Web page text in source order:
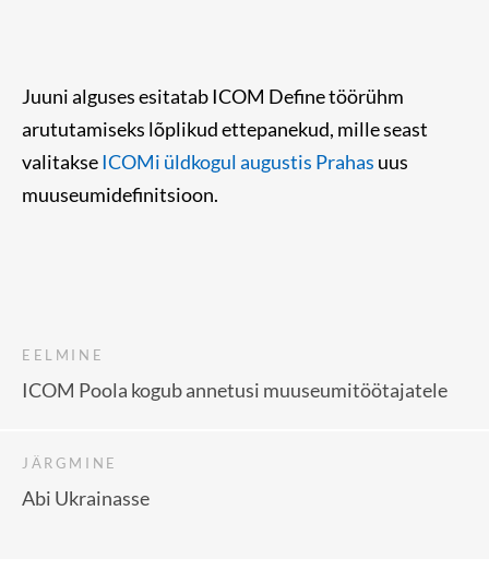
Juuni alguses esitatab ICOM Define töörühm
arututamiseks lõplikud ettepanekud, mille seast
valitakseICOMi üldkogul augustis Prahas uus
muuseumidefinitsioon.
EELMINE
ICOM Poola kogub annetusi muuseumitöötajatele
JÄRGMINE
Abi Ukrainasse